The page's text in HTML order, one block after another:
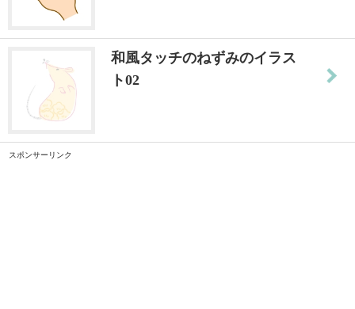
和風タッチのねずみのイラス
ト02
スポンサーリンク